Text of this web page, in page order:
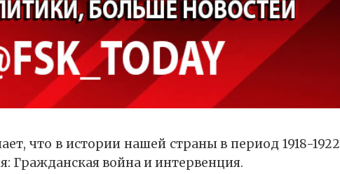
что в истории нашей страны в период 1918-1922
Гражданская война и интервенция.